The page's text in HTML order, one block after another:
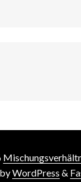
WordPress &